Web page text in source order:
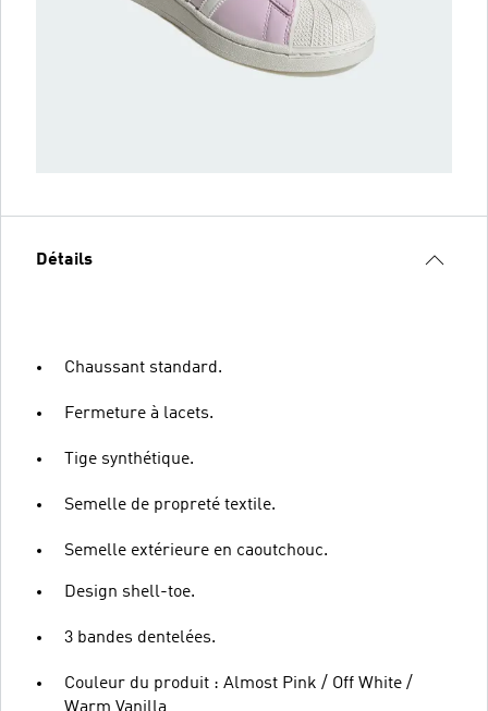
Détails
Chaussant standard.
Fermeture à lacets.
Tige synthétique.
Semelle de propreté textile.
Semelle extérieure en caoutchouc.
Design shell-toe.
3 bandes dentelées.
Couleur du produit : Almost Pink / Off White /